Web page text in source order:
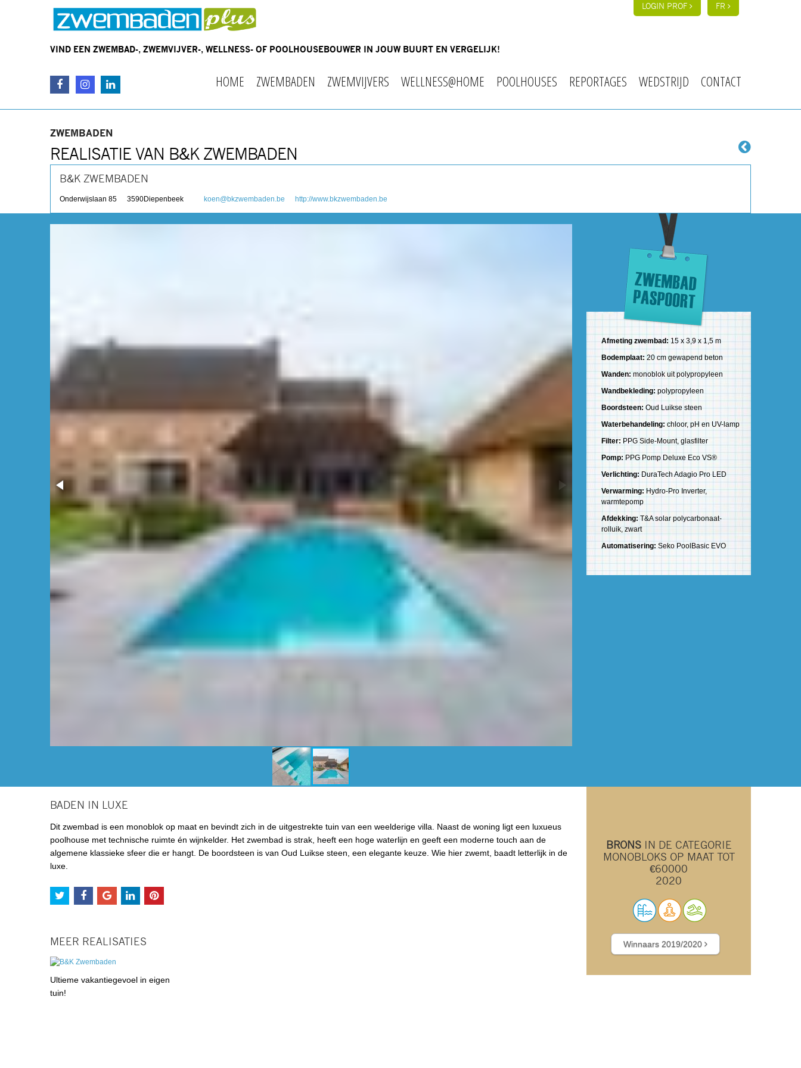
LOGIN PROF FR
VIND EEN ZWEMBAD-, ZWEMVIJVER-, WELLNESS- OF POOLHOUSEBOUWER IN JOUW BUURT EN VERGELIJK!
HOME ZWEMBADEN ZWEMVIJVERS WELLNESS@HOME POOLHOUSES REPORTAGES WEDSTRIJD CONTACT
ZWEMBADEN
REALISATIE VAN B&K ZWEMBADEN
B&K ZWEMBADEN
Onderwijslaan 85 3590Diepenbeek koen@bkzwembaden.be http://www.bkzwembaden.be
Afmeting zwembad: 15 x 3,9 x 1,5 m
Bodemplaat:20 cm gewapend beton
Wanden: monoblok uit polypropyleen
Wandbekleding: polypropyleen
Boordsteen: Oud Luikse steen
Waterbehandeling:chloor, pH en UV-lamp
Filter: PPG Side-Mount, glasfilter
Pomp: PPG Pomp Deluxe Eco VS®
Verlichting:DuraTech Adagio Pro LED
Verwarming:Hydro-Pro Inverter,
warmtepomp
Afdekking: T&A solar polycarbonaat-
rolluik, zwart
Automatisering: Seko PoolBasic EVO
BADEN IN LUXE
Dit zwembad is een monoblok op maat en bevindt zich in de uitgestrekte tuin van een weelderige villa. Naast de woning ligt een luxueus
poolhouse met technische ruimte én wijnkelder. Het zwembad is strak, heeft een hoge waterlijn en geeft een moderne touch aan de
algemene klassieke sfeer die er hangt. De boordsteen is van Oud Luikse steen, een elegante keuze. Wie hier zwemt, baadt letterlijk in de
luxe.
MEER REALISATIES
Ultieme vakantiegevoel in eigen
tuin!
BRONSIN DE CATEGORIE
MONOBLOKS OP MAAT TOT
€60000
2020
Winnaars 2019/2020